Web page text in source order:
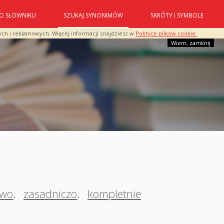
i reklamowych. Więcej informacji znajdziesz w Polityce plików cookie.
Wiem, zamknij
O SŁOWNIKU SZUKAJ SYNONIMÓW SKRÓTY I SYMBOLE
, zasadniczo, kompletnie